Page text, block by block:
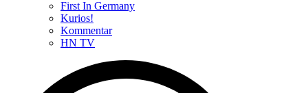
First In Germany
Kurios!
Kommentar
HN TV